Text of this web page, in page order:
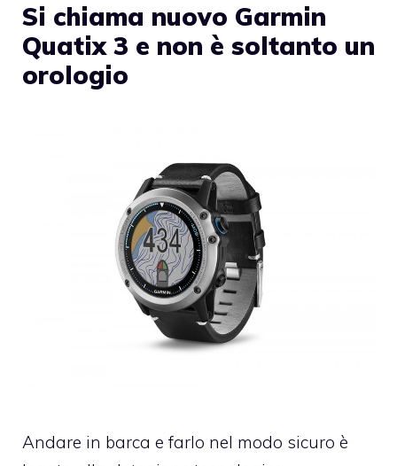
Si chiama nuovo Garmin
Quatix 3 e non è soltanto un
orologio
Andare in barca e farlo nel modo sicuro è